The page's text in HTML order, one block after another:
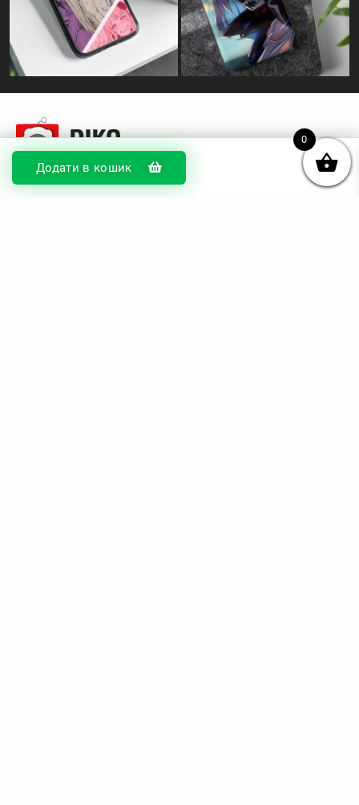
Додати в кошик
0